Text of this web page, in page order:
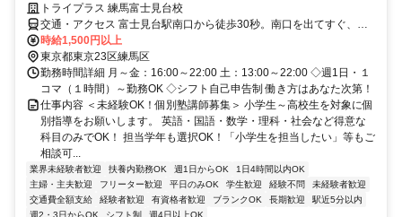
トライプラス 練馬富士見台校
交通・アクセス 富士見台駅南口から徒歩30秒。南口を出てすぐ、み
ずほ銀行向かいの日高屋の2階です。
時給1,500円以上
東京都東京23区練馬区
勤務時間詳細 月～金：16:00～22:00 土：13:00～22:00 ◇週1日・１
コマ（１時間）～勤務OK ◇シフト自己申告制 働き方はあなた次第！
仕事内容 ＜未経験OK！個別塾講師募集＞ 小学生～高校生を対象に個
別指導をお願いします。 英語・国語・数学・理科・社会など得意な
科目のみでOK！ 担当学年も選択OK！「小学生を担当したい」等もご
相談可...
業界未経験者歓迎 扶養内勤務OK 週1日からOK
1日4時間以内OK
主婦・主夫歓迎
フリーター歓迎 平日のみOK 学生歓迎 経験不問
未経験者歓迎
交通費全額支給
経験者歓迎 有資格者歓迎 ブランクOK 長期歓迎
駅近5分以内
週2・3日からOK
シフト制 週4日以上OK